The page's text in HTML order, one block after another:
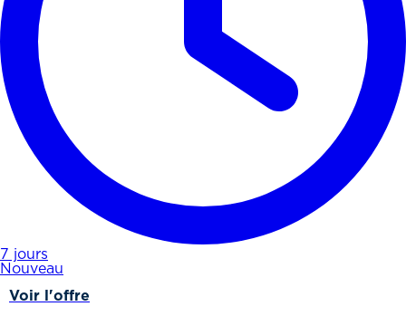
7 jours
Nouveau
Voir l'offre